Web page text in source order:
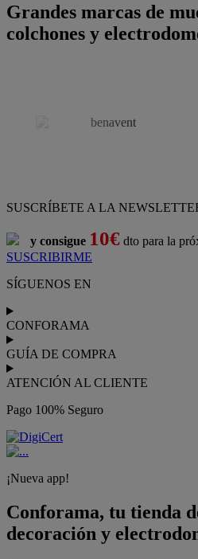
Grandes marcas de
colchones y
SUSCRÍBETE A LA
y consigue 10€ dto para la
SUSCRIBIRME
SÍGUENOS EN
CONFORAMA
GUÍA DE COMPRA
ATENCIÓN AL CLIENTE
Pago 100% Seguro
¡Nueva app!
Conforama, tu tienda
decoración y